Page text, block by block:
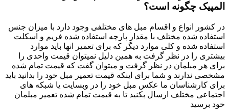
المپیک چگونه است؟
در کشور انواع و اقسام مبل های مختلفی وجود دارد با میزان جنس
استفاده شده مختلف با مقدار پارچه استفاده شده فریم و اسکلت
استفاده شده و کلی موارد دیگر که برای تعمیر انها باید موارد
بیشتری را در نظر گرفت به همین دلیل نمیتوان قیمت واحدی را
برای هر مبلمان در نظر گرفت و میتوان گفت که قیمت تمام شده
مشخصی ندارند و شما برای اینکه قیمت تعمیر مبل خود را بدانید باید
برای کارشناسان ما عکس مبل خود را در وبسایت یا شبکه های
اجتماعی مختلف ارسال بکنید تا به قیمت تمام شده تعمیر مبلمان
خود برسید